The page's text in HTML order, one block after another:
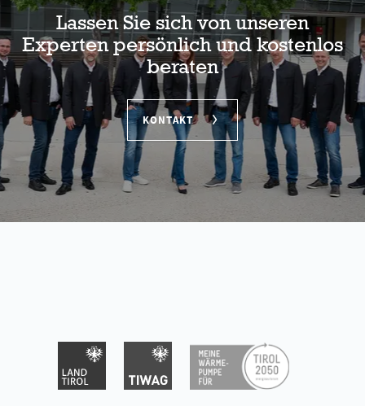
Lassen Sie sich von unseren
Experten persönlich und kostenlos
beraten
KONTAKT